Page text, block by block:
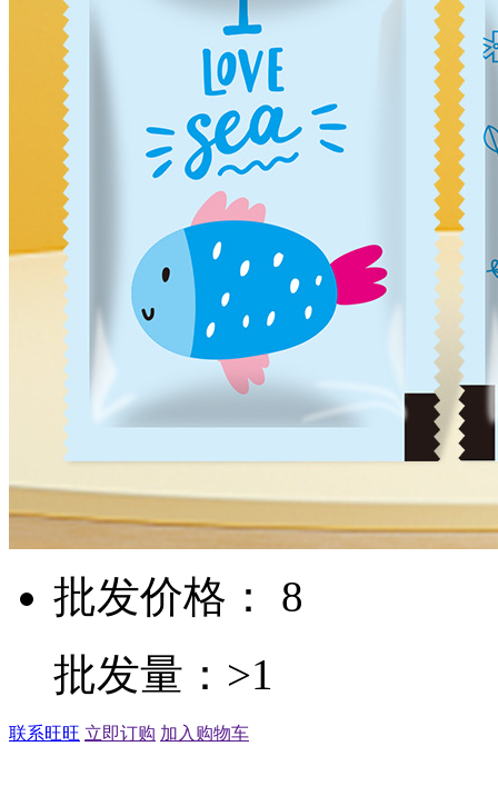
批发价格： 8
批发量：>1
联系旺旺 立即订购 加入购物车